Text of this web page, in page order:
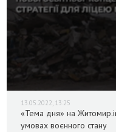
13.05.2022, 13:25
«Тема дня» на
умовах воєнного стану